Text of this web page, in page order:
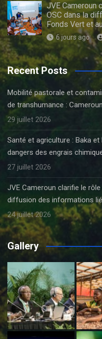
JVE Cameroun
OSC dans la
Fonds Vert et
6 jours ago
Recent Posts
Mobilité pastorale et
de transhumance :
29 juillet 2026
Santé et agriculture : Baka
dangers des engrais
27 juillet 2026
JVE Cameroun clarifie le
diffusion des informations
24 juillet 2026
Gallery